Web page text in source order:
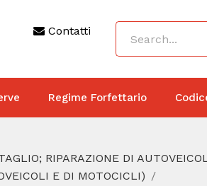
Contatti
Regime Forfettario
RIPARAZIONE DI
E DI MOTOCICLI)